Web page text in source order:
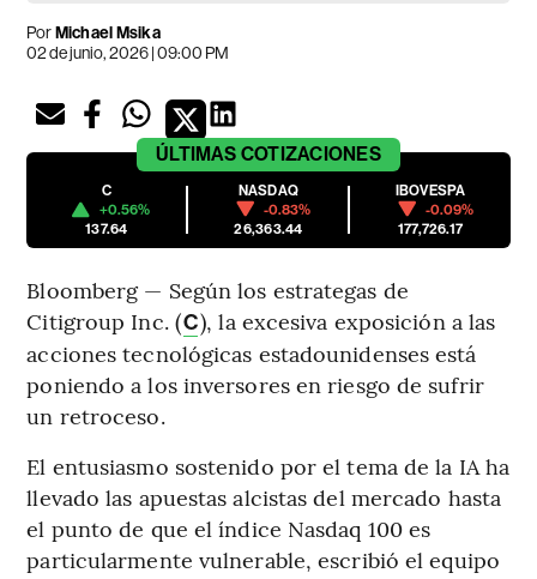
PorMichael Msika
02 de junio, 2026 | 09:00 PM
ÚLTIMAS COTIZACIONES
C
+0.56%
137.64
NASDAQ
-0.83%
26,363.44
IBOVESPA
-0.09%
177,726.17
Bloomberg — Según los estrategas de
Citigroup Inc. (C), la excesiva exposición a las
acciones tecnológicas estadounidenses está
poniendo a los inversores en riesgo de sufrir
un retroceso.
El entusiasmo sostenido por el tema de la IA ha
llevado las apuestas alcistas del mercado hasta
el punto de que el índice Nasdaq 100 es
particularmente vulnerable, escribió el equipo